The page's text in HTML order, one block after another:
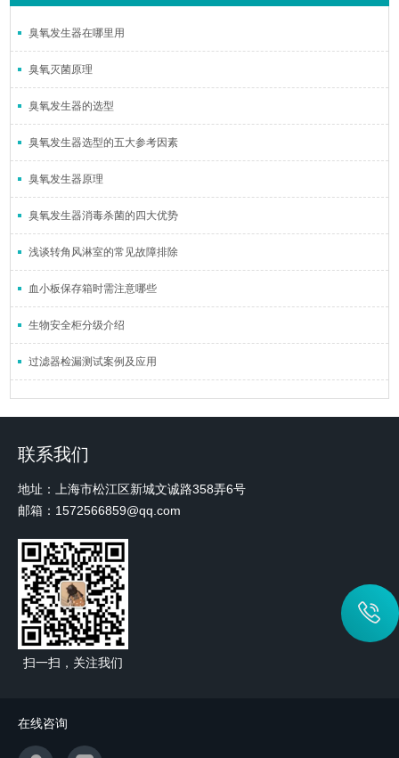
臭氧发生器在哪里用
臭氧灭菌原理
臭氧发生器的选型
臭氧发生器选型的五大参考因素
臭氧发生器原理
臭氧发生器消毒杀菌的四大优势
浅谈转角风淋室的常见故障排除
血小板保存箱时需注意哪些
生物安全柜分级介绍
过滤器检漏测试案例及应用
联系我们
地址：上海市松江区新城文诚路358弄6号
邮箱：1572566859@qq.com
扫一扫，关注我们
在线咨询